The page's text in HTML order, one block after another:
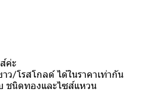
ค่ะ
ว/โรสโกลด์ ได้ในราคาเท่ากัน
ชนิดทองและไซส์แหวน